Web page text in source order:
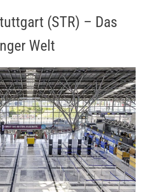
(STR) – Das
Welt